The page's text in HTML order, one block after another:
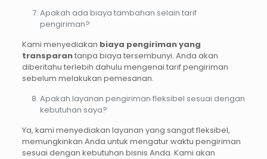
Apakah ada biaya tambahan selain tarif
pengiriman?
Kami menyediakan biaya pengiriman yang
transparantanpa biaya tersembunyi. Anda akan
diberitahu terlebih dahulu mengenai tarif pengiriman
sebelum melakukan pemesanan.
Apakah layanan pengiriman fleksibel sesuai dengan
kebutuhan saya?
Ya, kami menyediakan layanan yang sangat fleksibel,
memungkinkan Anda untuk mengatur waktu pengiriman
sesuai dengan kebutuhan bisnis Anda. Kami akan